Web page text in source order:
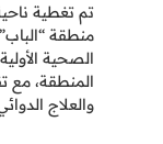
تم تغطية
منطقة
الصحية
المنطقة، مع
والعلاج